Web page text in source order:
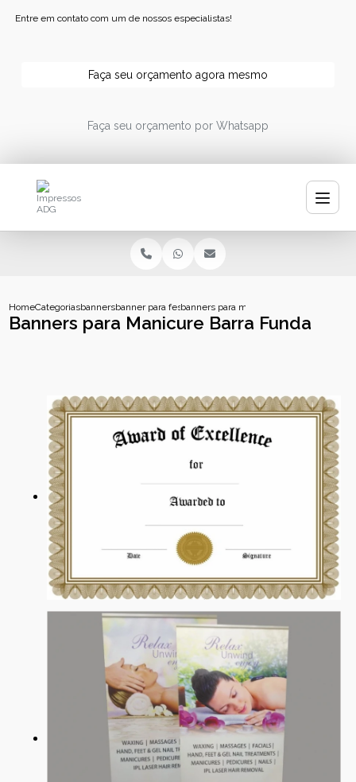
Entre em contato com um de nossos especialistas!
Faça seu orçamento agora mesmo
Faça seu orçamento por Whatsapp
HomeCategoriasbannersbanner para festabanners para manicure barra funda
Banners para Manicure Barra Funda